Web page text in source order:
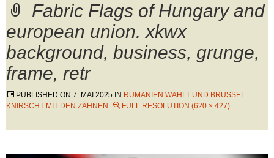
Fabric Flags of Hungary and
european union. xkwx
background, business, grunge,
frame, retr
PUBLISHED ON 7. MAI 2025 IN RUMÄNIEN WÄHLT UND BRÜSSEL
KNIRSCHT MIT DEN ZÄHNEN
FULL RESOLUTION (620 × 427)